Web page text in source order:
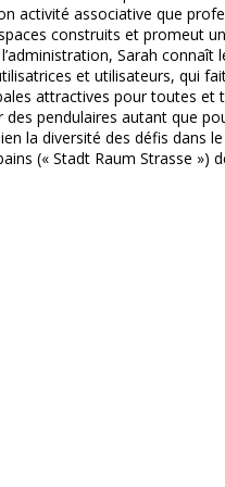
activité associative que
construits et promeut
Sarah
et utilisateurs, qui
attractives pour toutes
pendulaires autant que
la diversité des défis dans